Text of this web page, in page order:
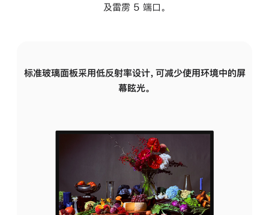
及雷雳 5 端口。
标准玻璃面板采用低反射率设计，可减少使用环境中的屏
幕眩光。